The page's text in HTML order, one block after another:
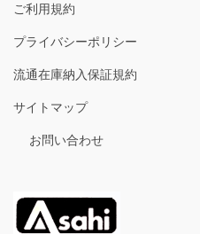
ご利用規約
プライバシーポリシー
流通在庫納入保証規約
サイトマップ
お問い合わせ